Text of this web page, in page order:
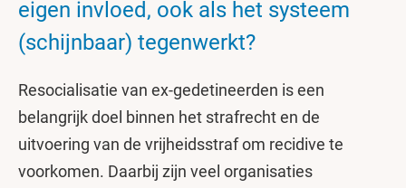
eigen invloed, ook als het systeem
(schijnbaar) tegenwerkt?
Resocialisatie van ex-gedetineerden is een
belangrijk doel binnen het strafrecht en de
uitvoering van de vrijheidsstraf om recidive te
voorkomen. Daarbij zijn veel organisaties